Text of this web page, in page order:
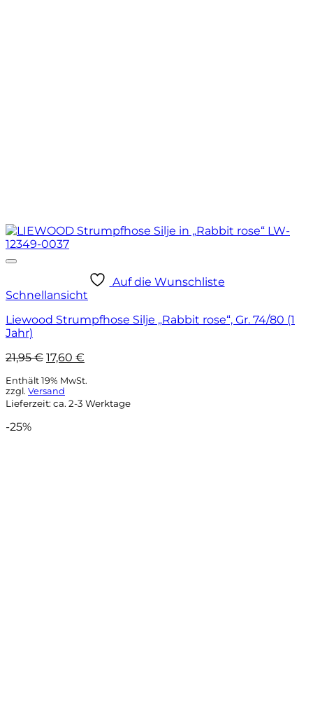
Auf die Wunschliste
Schnellansicht
Liewood Strumpfhose Silje „Rabbit rose“, Gr. 74/80 (1
Jahr)
21,95€ Ursprünglicher
war:
21,95 €
17,60 €
ist:
17,60 €.
Enthält 19% MwSt.
zzgl. Versand
Lieferzeit: ca. 2-3 Werktage
-25%